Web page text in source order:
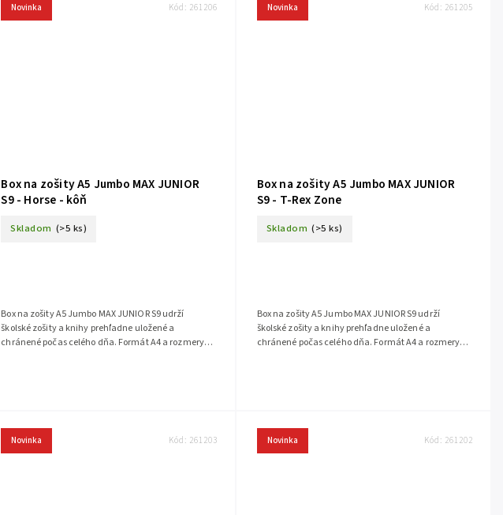
Novinka
Box na zošity A5 Jumbo MAX JUNIOR
S9 - Horse - kôň
Skladom (>5 ks)
Box na zošity A5 Jumbo MAX JUNIOR S9 udrží
školské zošity a knihy prehľadne uložené a
chránené počas celého dňa. Formát A4 a rozmery
Kód: 261206 Novinka
Box na zošity A5 Jumbo MAX JUNIOR
S9 - T-Rex Zone
Skladom (>5 ks)
Box na zošity A5 Jumbo MAX JUNIOR S9 udrží
školské zošity a knihy prehľadne uložené a
chránené počas celého dňa. Formát A4 a rozmery
Kód: 261205
Novinka Kód: 261203 Novinka Kód: 261202